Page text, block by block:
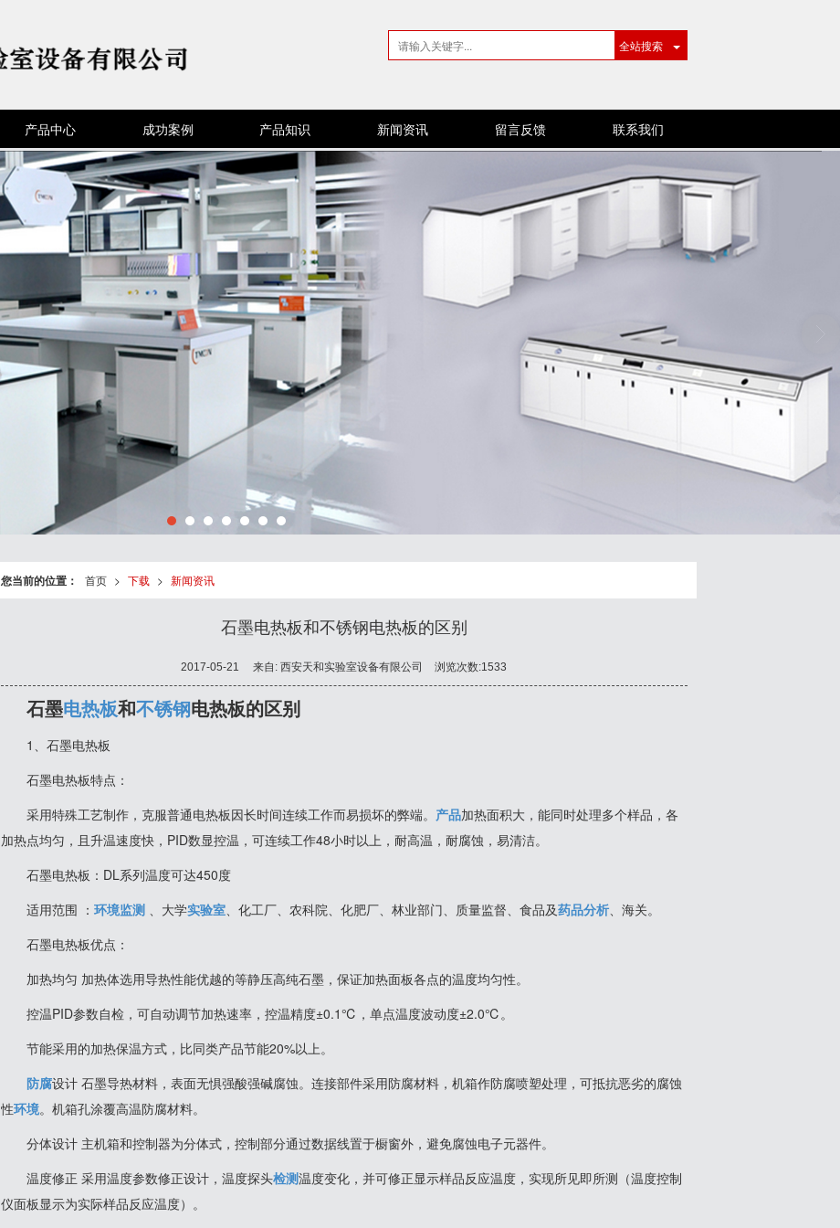
全站搜索
产品中心 成功案例 产品知识 新闻资讯 留言反馈 联系我们
您当前的位置： 首页 > 下载 > 新闻资讯
石墨电热板和不锈钢电热板的区别
2017-05-21 来自:西安天和实验室设备有限公司 浏览次数:1533
石墨电热板和不锈钢电热板的区别
1、石墨电热板
石墨电热板特点：
采用特殊工艺制作，克服普通电热板因长时间连续工作而易损坏的弊端。 产品加热面积大，能同时处理多个样品，各
加热点均匀，且升温速度快，PID数显控温，可连续工作48小时以上，耐高温，耐腐蚀，易清洁。
石墨电热板：DL系列温度可达450度
适用范围 ： 环境监测、大学实验室、化工厂、农科院、化肥厂、林业部门、质量监督、食品及药品分析、海关。
石墨电热板优点：
加热均匀 加热体选用导热性能优越的等静压高纯石墨，保证加热面板各点的温度均匀性。
控温PID参数自检，可自动调节加热速率，控温精度±0.1℃，单点温度波动度±2.0℃。
节能采用的加热保温方式，比同类产品节能20%以上。
防腐设计 石墨导热材料，表面无惧强酸强碱腐蚀。连接部件采用防腐材料，机箱作防腐喷塑处理，可抵抗恶劣的腐蚀
性环境。机箱孔涂覆高温防腐材料。
分体设计 主机箱和控制器为分体式，控制部分通过数据线置于橱窗外，避免腐蚀电子元器件。
温度修正 采用温度参数修正设计，温度探头检测温度变化，并可修正显示样品反应温度，实现所见即所测（温度控制
仪面板显示为实际样品反应温度）。